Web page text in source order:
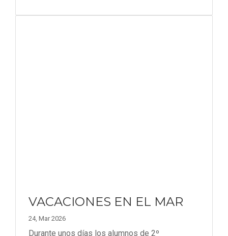
VACACIONES EN EL MAR
24, Mar 2026
Durante unos días los alumnos de 2º